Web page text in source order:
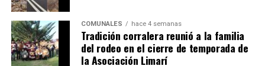
COMUNALES hace 4 semanas
Tradición corralera reunió a la familia
del rodeo en el cierre de temporada de
la Asociación Limarí